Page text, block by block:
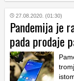
27.08.2020. (01:30)
Pandemija je
pada prodaje